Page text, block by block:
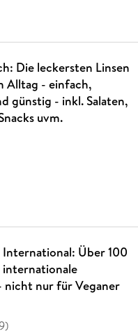
Die leckersten Linsen
Alltag - einfach,
günstig - inkl. Salaten,
uvm.
Über 100
internationale
nicht nur für Veganer
)